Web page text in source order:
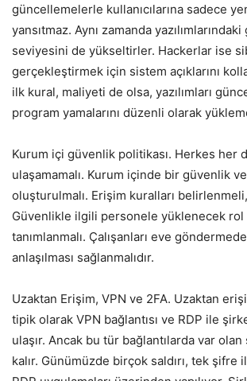
güncellemelerle kullanıcılarına sadece
yansıtmaz. Aynı zamanda
seviyesini de yükseltirler. Hackerlar ise
gerçekleştirmek için sistem açıklarını
ilk kural, maliyeti de olsa, yazılımları
program yamalarını düzenli olarak
Kurum içi güvenlik politikası. Herkes her
ulaşamamalı. Kurum içinde bir güvenlik
oluşturulmalı. Erişim kuralları
Güvenlikle ilgili personele yüklenecek
tanımlanmalı. Çalışanları eve
anlaşılması sağlanmalıdır.
Uzaktan Erişim, VPN ve 2FA. Uzaktan
tipik olarak VPN bağlantısı ve RDP ile
ulaşır. Ancak bu tür bağlantılarda var
kalır. Günümüzde birçok saldırı, tek şifre